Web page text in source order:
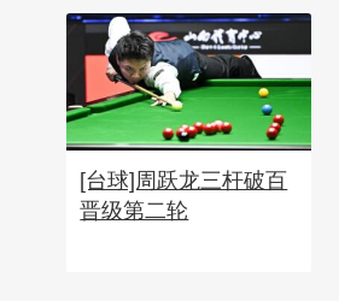
[台球]周跃龙三杆破百
晋级第二轮